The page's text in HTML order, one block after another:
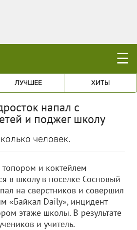
☰
ЛУЧШЕЕ ХИТЫ
напал с
и поджег школу
человек.
топором и коктейлем
в школу в поселке Сосновый
на сверстников и совершил
«Байкал Daily», инцидент
этаже школы. В результате
и учитель.